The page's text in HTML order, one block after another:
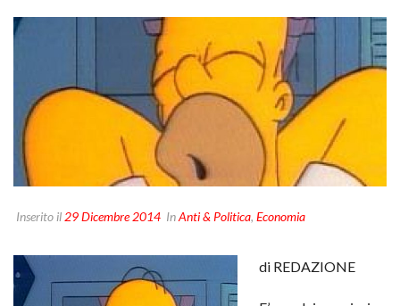
Inserito il 29 Dicembre 2014 InAnti & Politica, Economia
di REDAZIONE